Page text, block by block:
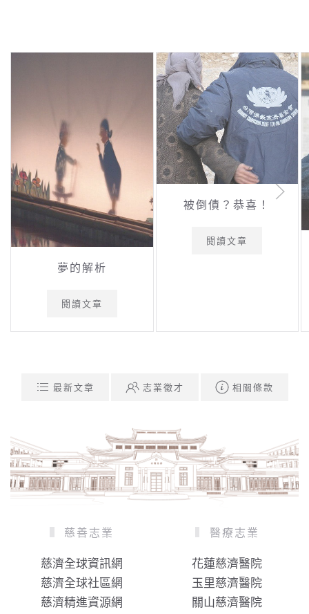
夢的解析
閱讀文章
被倒債？恭喜！
閱讀文章
最新文章 志業徵才 相關條款
慈善志業
慈濟全球資訊網
慈濟全球社區網
慈濟精進資源網
醫療志業
花蓮慈濟醫院
玉里慈濟醫院
關山慈濟醫院